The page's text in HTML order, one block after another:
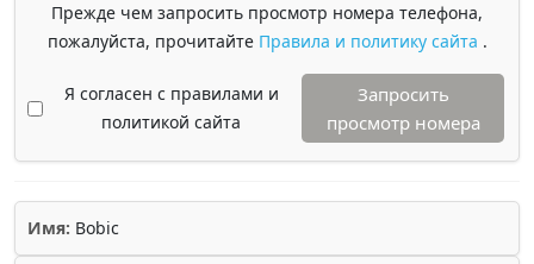
Прежде чем запросить просмотр номера телефона,
пожалуйста, прочитайте Правила и политику сайта .
Я согласен с правилами и
политикой сайта
Запросить
просмотр номера
Имя: Bobic